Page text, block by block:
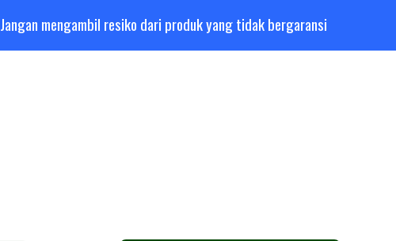
Jangan mengambil resiko dari produk yang tidak bergaransi